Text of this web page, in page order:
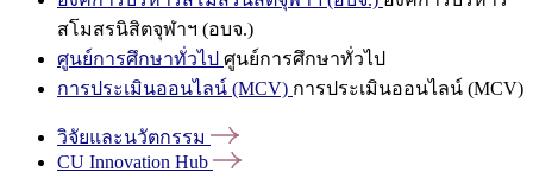
สโมสรนิสิตจุฬาฯ (อบจ.)
ศูนย์การศึกษาทั่วไป ศูนย์การศึกษาทั่วไป
การประเมินออนไลน์ (MCV) การประเมินออนไลน์ (MCV)
วิจัยและนวัตกรรม
CU Innovation Hub